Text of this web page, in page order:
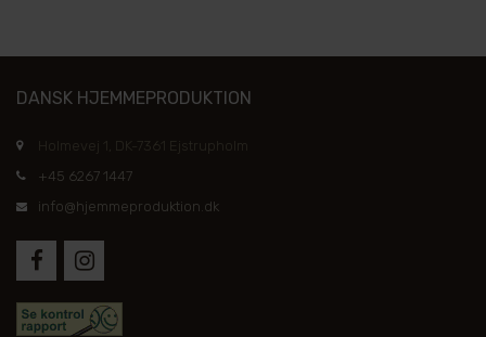
DANSK HJEMMEPRODUKTION
Holmevej 1, DK-7361 Ejstrupholm
+45 6267 1447
info@hjemmeproduktion.dk